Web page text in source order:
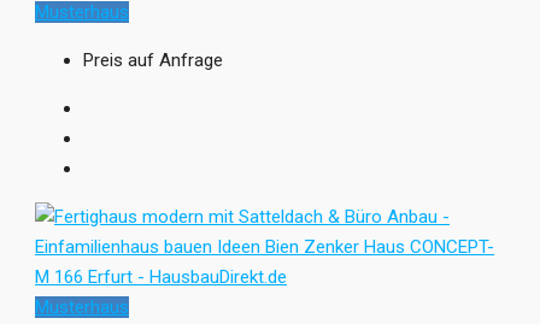
Musterhaus
Preis auf Anfrage
Musterhaus